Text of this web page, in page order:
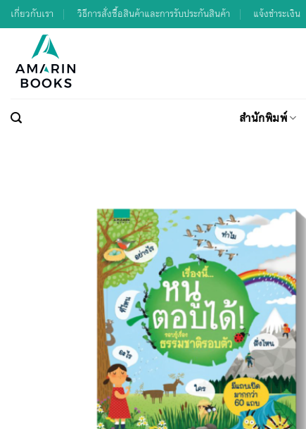
Skip
to
เกี่ยวกับเรา วิธีการสั่งซื้อสินค้าและการรับประกันสินค้า แจ้งชำระเงิน
สำนักพิมพ์